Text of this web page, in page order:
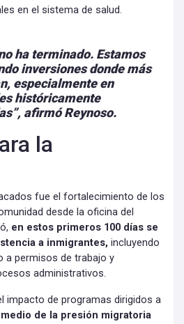
en el sistema de salud.
ha terminado. Estamos
inversiones donde más
especialmente en
históricamente
afirmó Reynoso.
la
fue el fortalecimiento de los
desde la oficina del
en estos primeros 100 días se
a inmigrantes, incluyendo
a permisos de trabajo y
administrativos.
impacto de programas dirigidos a
de la presión migratoria